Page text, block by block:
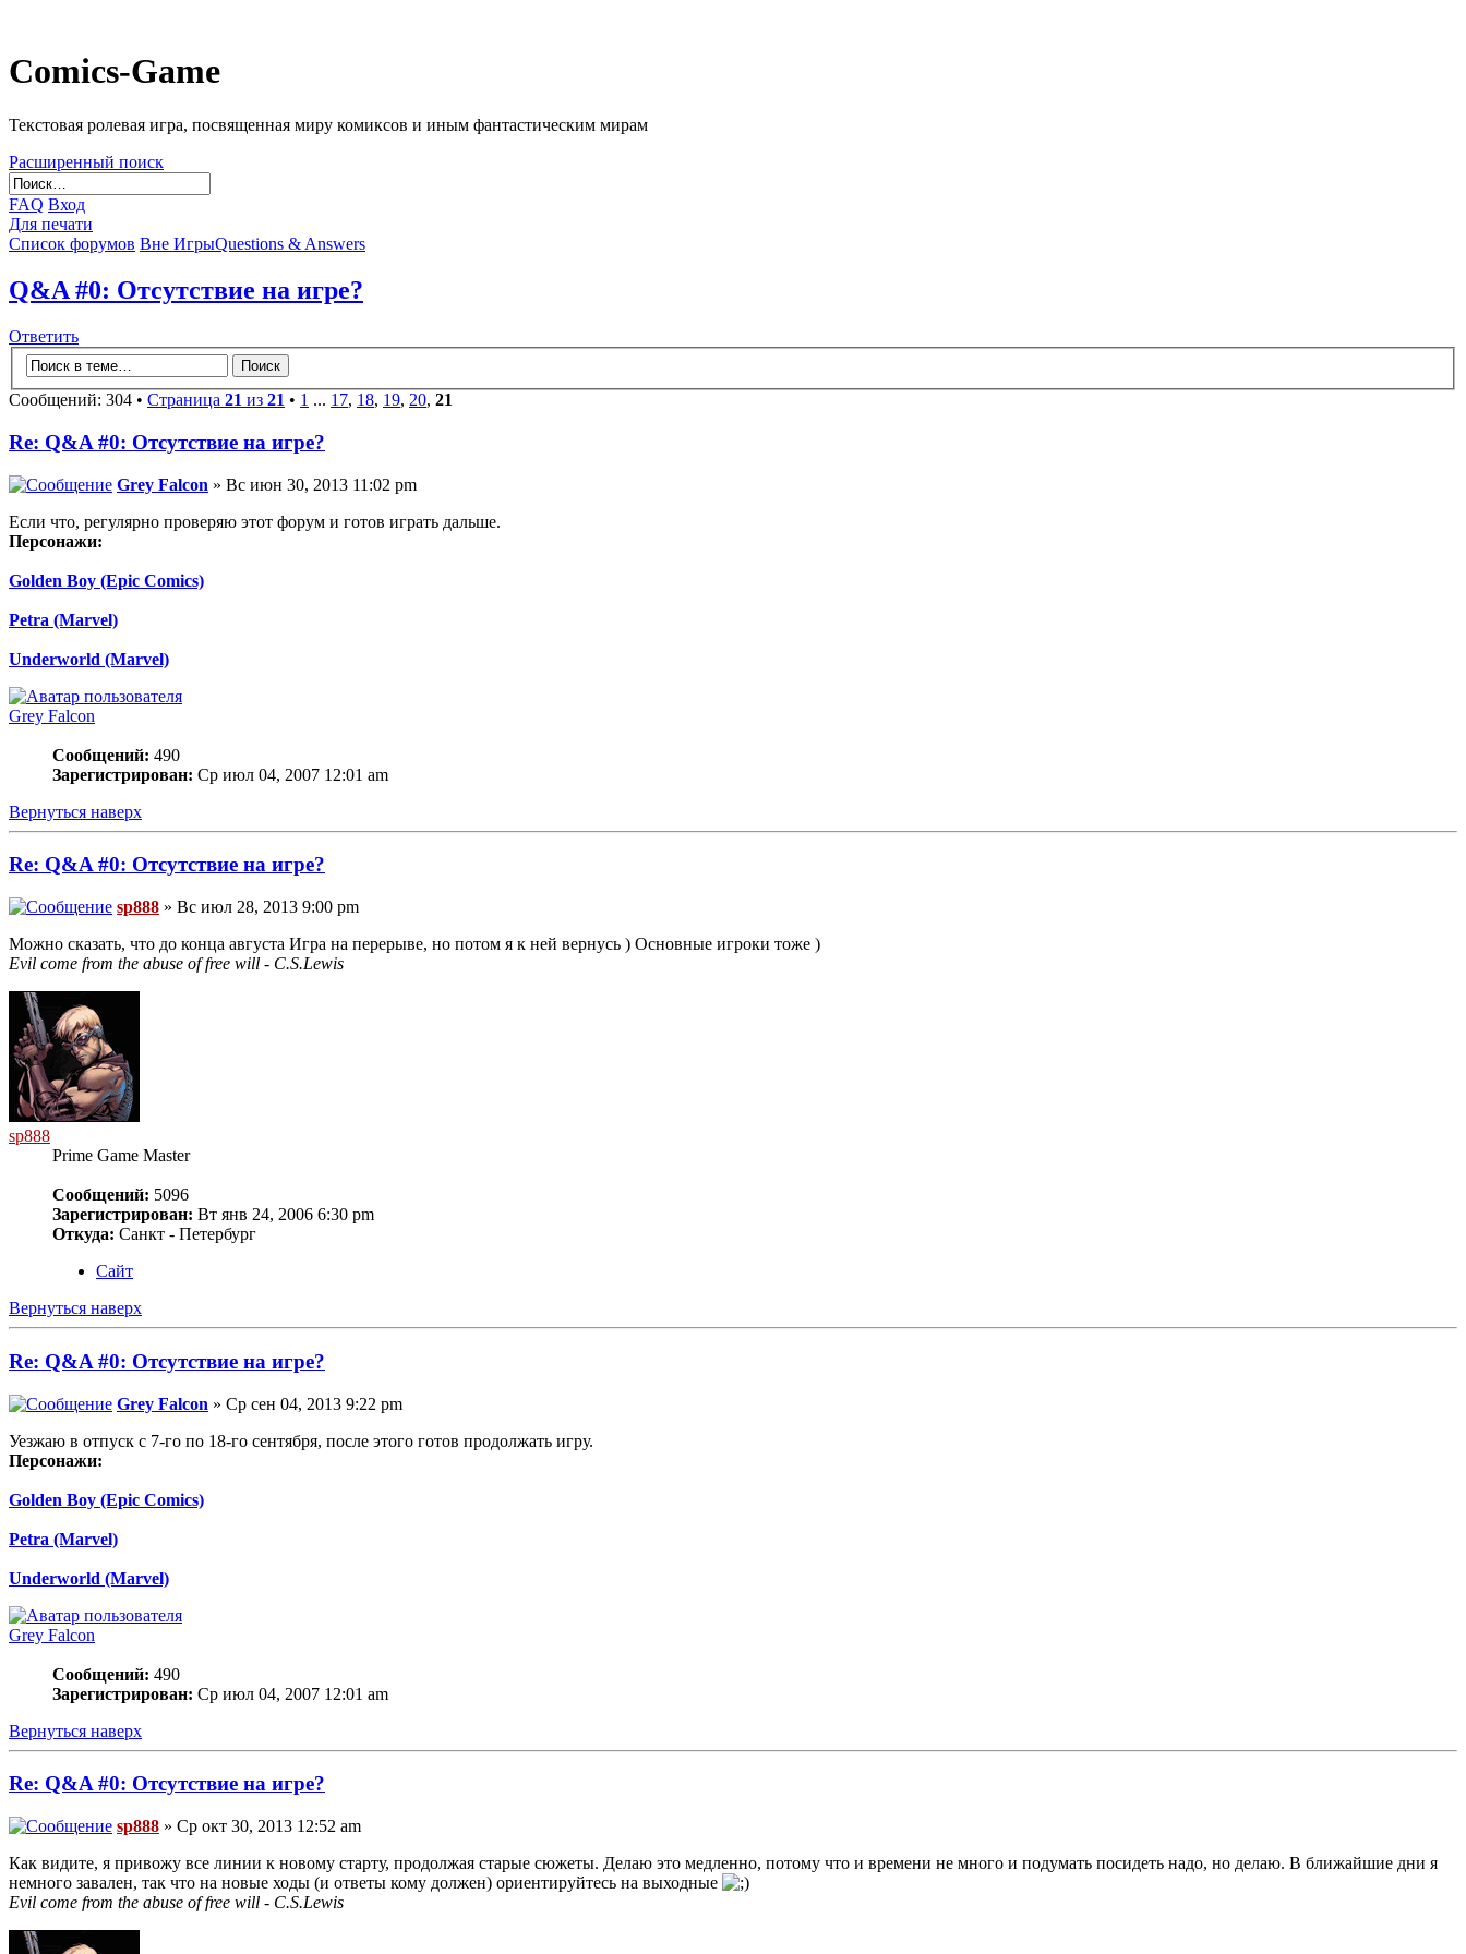
Comics-Game
Текстовая ролевая игра, посвященная миру комиксов и иным фантастическим мирам
Расширенный поиск
FAQ Вход
Для печати
Список форумов Вне ИгрыQuestions & Answers
Q&A #0: Отсутствие на игре?
Ответить
Сообщений: 304 • Страница 21 из 21 • 1 ... 17, 18, 19, 20, 21
Re: Q&A #0: Отсутствие на игре?
Grey Falcon » Вс июн 30, 2013 11:02 pm
Если что, регулярно проверяю этот форум и готов играть дальше.
Персонажи:
Golden Boy (Epic Comics)
Petra (Marvel)
Underworld (Marvel)
Grey Falcon
Сообщений: 490
Зарегистрирован: Ср июл 04, 2007 12:01 am
Вернуться наверх
Re: Q&A #0: Отсутствие на игре?
sp888 » Вс июл 28, 2013 9:00 pm
Можно сказать, что до конца августа Игра на перерыве, но потом я к ней вернусь ) Основные игроки тоже )
Evil come from the abuse of free will - C.S.Lewis
sp888
Prime Game Master
Сообщений: 5096
Зарегистрирован: Вт янв 24, 2006 6:30 pm
Откуда: Санкт - Петербург
Сайт
Вернуться наверх
Re: Q&A #0: Отсутствие на игре?
Grey Falcon » Ср сен 04, 2013 9:22 pm
Уезжаю в отпуск с 7-го по 18-го сентября, после этого готов продолжать игру.
Персонажи:
Golden Boy (Epic Comics)
Petra (Marvel)
Underworld (Marvel)
Grey Falcon
Сообщений: 490
Зарегистрирован: Ср июл 04, 2007 12:01 am
Вернуться наверх
Re: Q&A #0: Отсутствие на игре?
sp888 » Ср окт 30, 2013 12:52 am
Как видите, я привожу все линии к новому старту, продолжая старые сюжеты. Делаю это медленно, потому что и времени не много и подумать посидеть надо, но делаю. В ближайшие дни я
немного завален, так что на новые ходы (и ответы кому должен) ориентируйтесь на выходные
Evil come from the abuse of free will - C.S.Lewis